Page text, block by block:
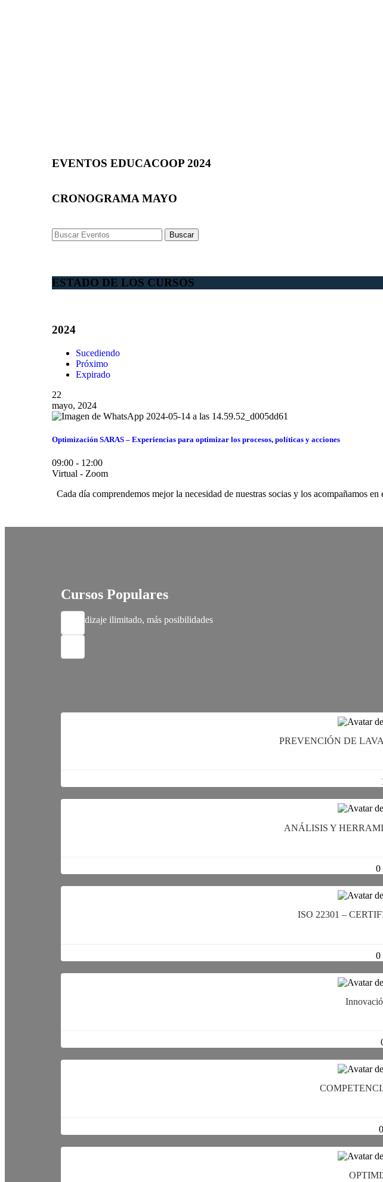
EVENTOS EDUCACOOP 2024
CRONOGRAMA MAYO
Buscar
ESTADO DE LOS CURSOS
2024
Sucediendo
Próximo
Expirado
22
mayo, 2024
Optimización SARAS – Experiencias para optimizar los procesos, políticas y acciones
09:00 - 12:00
Virtual - Zoom
Cada día comprendemos mejor la necesidad de nuestras socias y los acompañamos
Cursos Populares
Aprendizaje ilimitado, más posibilidades
PREVENCIÓN DE
ANÁLISIS Y
0
ISO 22301 –
0
0